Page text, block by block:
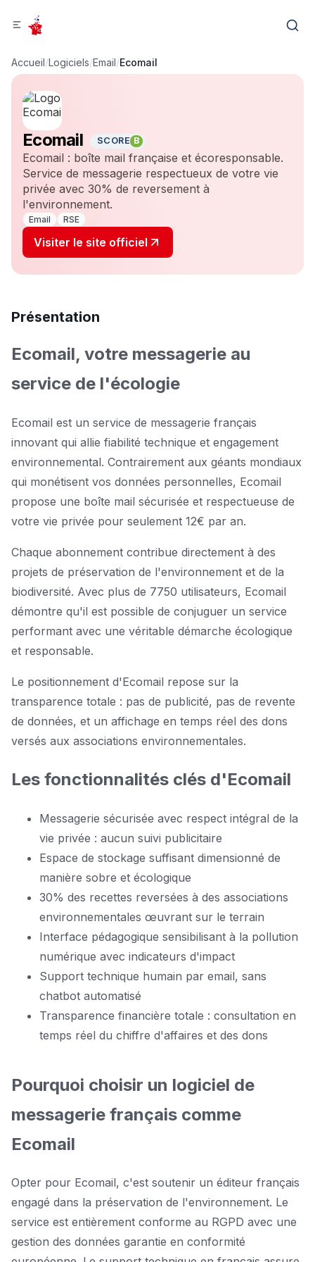
Accueil/Logiciels/Email/Ecomail
Ecomail SCORE B
Ecomail : boîte mail française et écoresponsable.
Service de messagerie respectueux de votre vie
privée avec 30% de reversement à
l'environnement.
Email RSE
Visiter le site officiel
Présentation
Ecomail, votre messagerie au
service de l'écologie
Ecomail est un service de messagerie français
innovant qui allie fiabilité technique et engagement
environnemental. Contrairement aux géants mondiaux
qui monétisent vos données personnelles, Ecomail
propose une boîte mail sécurisée et respectueuse de
votre vie privée pour seulement 12€ par an.
Chaque abonnement contribue directement à des
projets de préservation de l'environnement et de la
biodiversité. Avec plus de 7750 utilisateurs, Ecomail
démontre qu'il est possible de conjuguer un service
performant avec une véritable démarche écologique
et responsable.
Le positionnement d'Ecomail repose sur la
transparence totale : pas de publicité, pas de revente
de données, et un affichage en temps réel des dons
versés aux associations environnementales.
Les fonctionnalités clés d'Ecomail
Messagerie sécurisée avec respect intégral de la
vie privée : aucun suivi publicitaire
Espace de stockage suffisant dimensionné de
manière sobre et écologique
30% des recettes reversées à des associations
environnementales œuvrant sur le terrain
Interface pédagogique sensibilisant à la pollution
numérique avec indicateurs d'impact
Support technique humain par email, sans
chatbot automatisé
Transparence financière totale : consultation en
temps réel du chiffre d'affaires et des dons
Pourquoi choisir un logiciel de
messagerie français comme
Ecomail
Opter pour Ecomail, c'est soutenir un éditeur français
engagé dans la préservation de l'environnement. Le
service est entièrement conforme au RGPD avec une
gestion des données garantie en conformité